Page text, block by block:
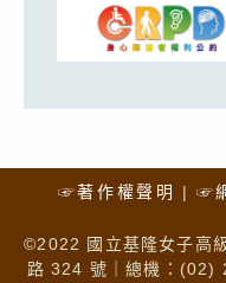
☞著作權聲明 ☞
©2022 國立基隆女子高
路 324 號｜總機：(02)